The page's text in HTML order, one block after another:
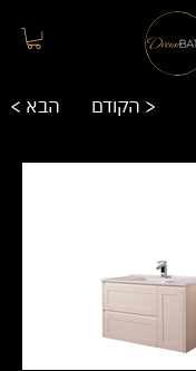
< הבא הקודם >